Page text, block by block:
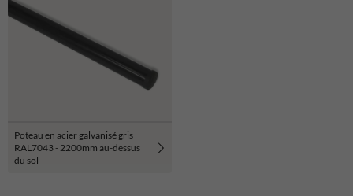
Poteau en acier galvanisé gris
RAL7043 - 2200mm au-dessus
du sol